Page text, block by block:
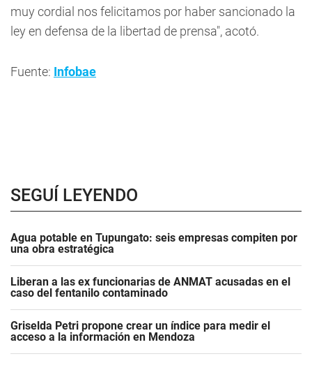
muy cordial nos felicitamos por haber sancionado la
ley en defensa de la libertad de prensa", acotó.
Fuente: Infobae
SEGUÍ LEYENDO
Agua potable en Tupungato: seis empresas compiten por
una obra estratégica
Liberan a las ex funcionarias de ANMAT acusadas en el
caso del fentanilo contaminado
Griselda Petri propone crear un índice para medir el
acceso a la información en Mendoza